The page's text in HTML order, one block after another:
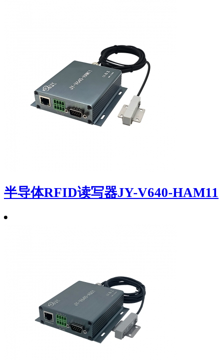
半导体RFID读写器JY-V640-HAM11